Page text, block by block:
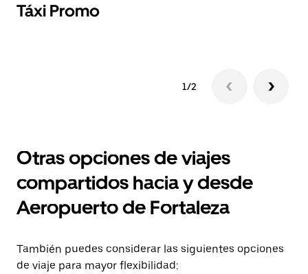
Táxi Promo
1/2
Otras opciones de viajes
compartidos hacia y desde
Aeropuerto de Fortaleza
También puedes considerar las siguientes opciones
de viaje para mayor flexibilidad: